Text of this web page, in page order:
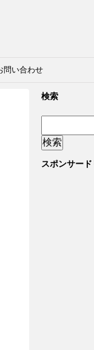
問い合わせ
検索
スポンサード